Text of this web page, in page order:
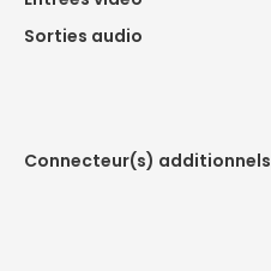
Sorties audio
Connecteur(s) additionnels